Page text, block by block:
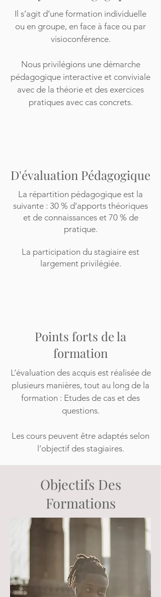
Il s’agit d’une formation individuelle
ou en groupe, en face à face ou par
visioconférence.
Nous privilégions une démarche
pédagogique interactive et conviviale
avec de la théorie et des exercices
pratiques avec cas concrets.
D'évaluation Pédagogique
La répartition pédagogique est la
suivante : 30 % d’apports théoriques
et de connaissances et 70 % de
pratique.
La participation du stagiaire est
largement privilégiée.
Points forts de la
formation
L’évaluation des acquis est réalisée de
plusieurs manières, tout au long de la
formation : Etudes de cas et des
questions.
Les cours peuvent être adaptés selon
l’objectif des stagiaires.
Objectifs Des
Formations